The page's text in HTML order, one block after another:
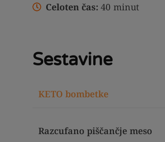
Celoten čas: 40 minut
Sestavine
KETO bombetke
Razcufano piščančje meso